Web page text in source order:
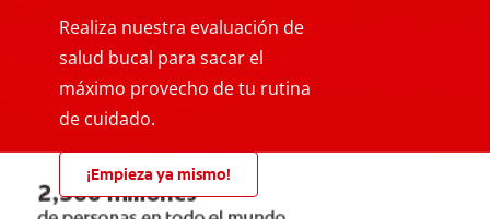
Realiza nuestra evaluación de
salud bucal para sacar el
máximo provecho de tu rutina
de cuidado.
¡Empieza ya mismo!